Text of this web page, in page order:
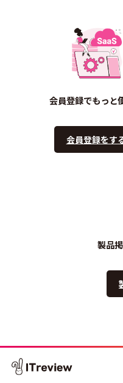
会員登録でもっと
会員登録をす
製品